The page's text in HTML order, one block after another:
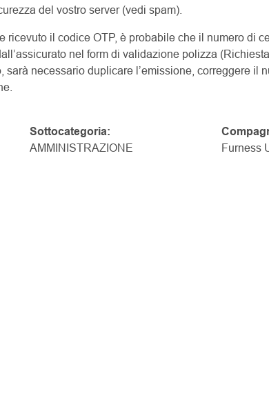
del vostro server (vedi spam).
ricevuto il codice OTP, è probabile che il numero di
nel form di validazione polizza
sarà necessario duplicare l’emissione, correggere il
Sottocategoria:
AMMINISTRAZIONE
Furness